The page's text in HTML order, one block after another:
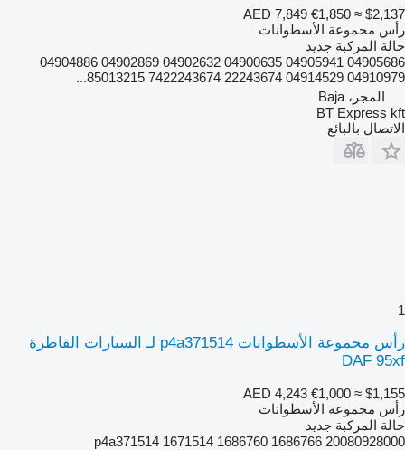
AED 7,849 €1,850 ≈ $2,137
رأس مجموعة الأسطوانات
حالة المركبة جديد
04905686 04905941 04900635 04902632 04902869 04904886
04910979 04914529 22243674 7422243674 85013215...
المجر، Baja
BT Express kft
الاتصال بالبائع
1
رأس مجموعة الأسطوانات p4a371514 لـ السيارات القاطرة
DAF 95xf
AED 4,243 €1,000 ≈ $1,155
رأس مجموعة الأسطوانات
حالة المركبة جديد
p4a371514 1671514 1686760 1686766 20080928000